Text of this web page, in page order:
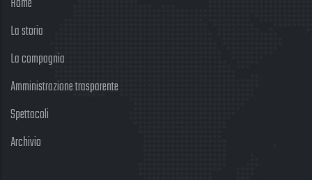
La storia
La compagnia
Amministrazione trasparente
Spettacoli
Archivio